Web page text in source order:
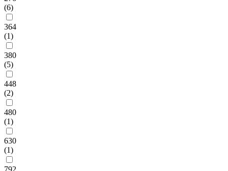
(6)
364
(1)
380
(5)
448
(2)
480
(1)
630
(1)